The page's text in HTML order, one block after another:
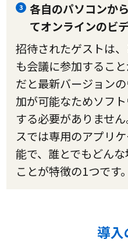
3
各自のパソコンか
てオンラインのビ
招待されたゲストは
も会議に参加するこ
だと最新バージョン
加が可能なためソフ
する必要がありませ
スでは専用のアプリ
能で、誰とでもどん
ことが特徴の1つです。
導入